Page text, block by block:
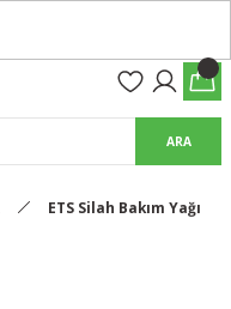
ARA
ETS Silah Bakım Yağı